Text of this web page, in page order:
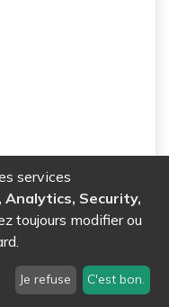
services
Analytics, Security,
toujours modifier ou
Je refuse C'est bon.